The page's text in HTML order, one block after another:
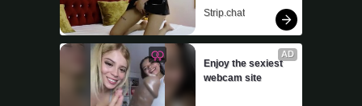
Strip.chat
AD
Enjoy the sexiest
webcam site